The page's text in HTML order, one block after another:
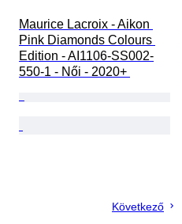
Maurice Lacroix - Aikon
Pink Diamonds Colours
Edition - AI1106-SS002-
550-1 - Női - 2020+
Következő